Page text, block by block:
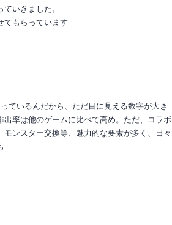
いきました。
てもらっています
ているんだから、ただ目に見える数字が大き
率は他のゲームに比べて高め。ただ、コラボ
ンスター交換等、魅力的な要素が多く、日々